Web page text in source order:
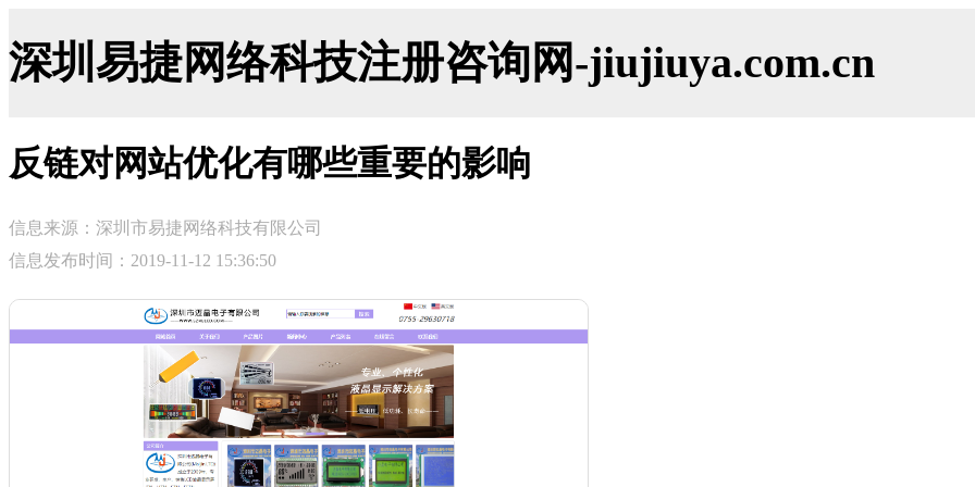
深圳易捷网络科技注册咨询网-jiujiuya.com.cn
反链对网站优化有哪些重要的影响
信息来源：深圳市易捷网络科技有限公司
信息发布时间：2019-11-12 15:36:50